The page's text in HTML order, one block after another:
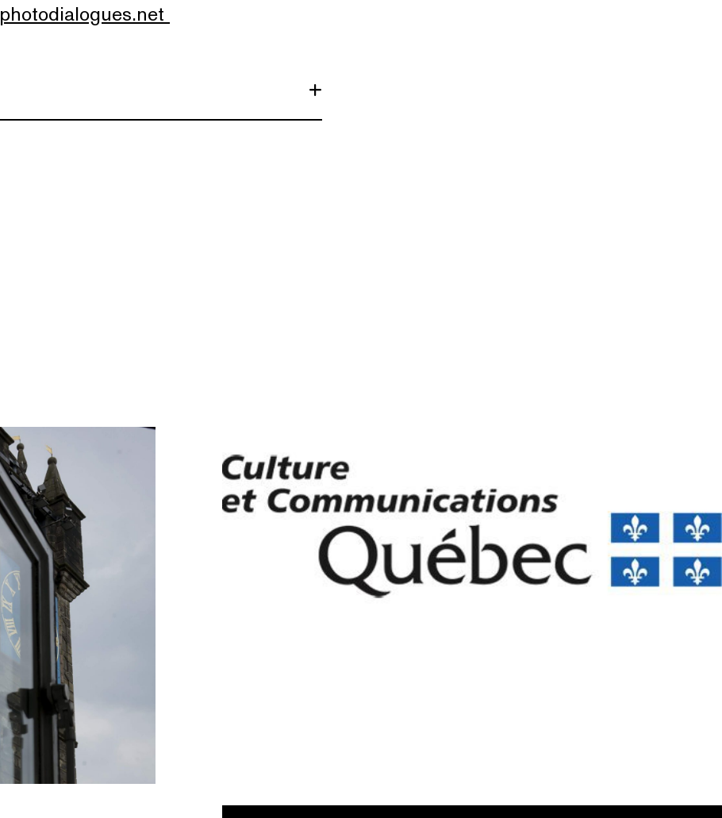
photodialogues.net